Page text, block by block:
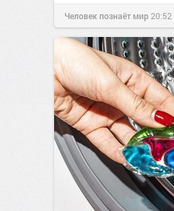
Человек познаёт мир 20:52